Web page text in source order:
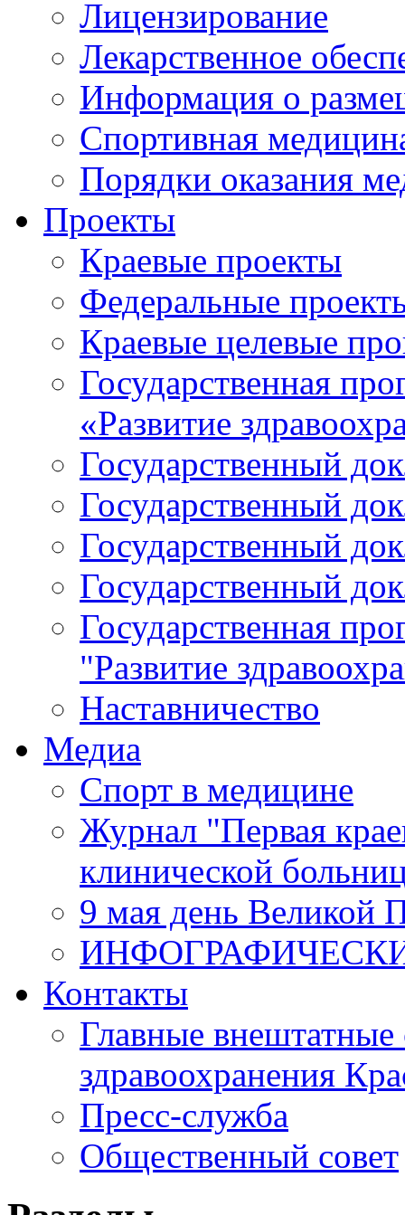
Лицензирование
Лекарственное
Информация о
Спортивная
Порядки оказания
Проекты
Краевые проекты
Федеральные
Краевые целевые
Государственная
«Развитие
Государственный
Государственный
Государственный
Государственный
Государственная
"Развитие
Наставничество
Медиа
Спорт в медицине
Журнал "Первая
клинической
9 мая день Великой
Контакты
Главные внештатные
здравоохранения
Пресс-служба
Общественный совет